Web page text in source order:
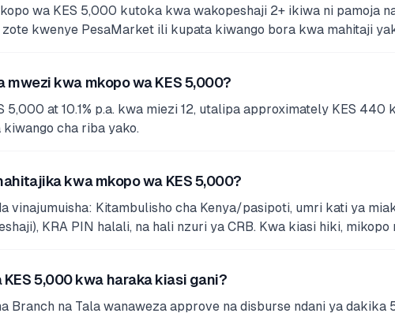
wa KES 5,000 kutoka kwa wakopeshaji 2+ ikiwa ni pamoja
zote kwenye PesaMarket ili kupata kiwango bora kwa mahitaji
mwezi kwa mkopo wa KES 5,000?
5,000 at 10.1% p.a. kwa miezi 12, utalipa approximately KES
kiwango cha riba yako.
kwa mkopo wa KES 5,000?
vinajumuisha: Kitambulisho cha Kenya/pasipoti, umri kati ya
KRA PIN halali, na hali nzuri ya CRB. Kwa kiasi hiki, mikopo
5,000 kwa haraka kiasi gani?
Branch na Tala wanaweza approve na disburse ndani ya